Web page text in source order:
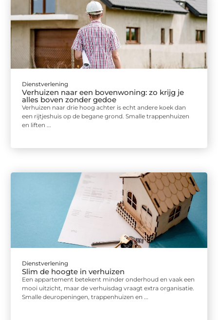
Dienstverlening
Verhuizen naar een bovenwoning: zo krijg je
alles boven zonder gedoe
Verhuizen naar drie hoog achter is echt andere koek dan
een rijtjeshuis op de begane grond. Smalle trappenhuizen
en liften ...
Dienstverlening
Slim de hoogte in verhuizen
Een appartement betekent minder onderhoud en vaak een
mooi uitzicht, maar de verhuisdag vraagt extra organisatie.
Smalle deuropeningen, trappenhuizen en ...